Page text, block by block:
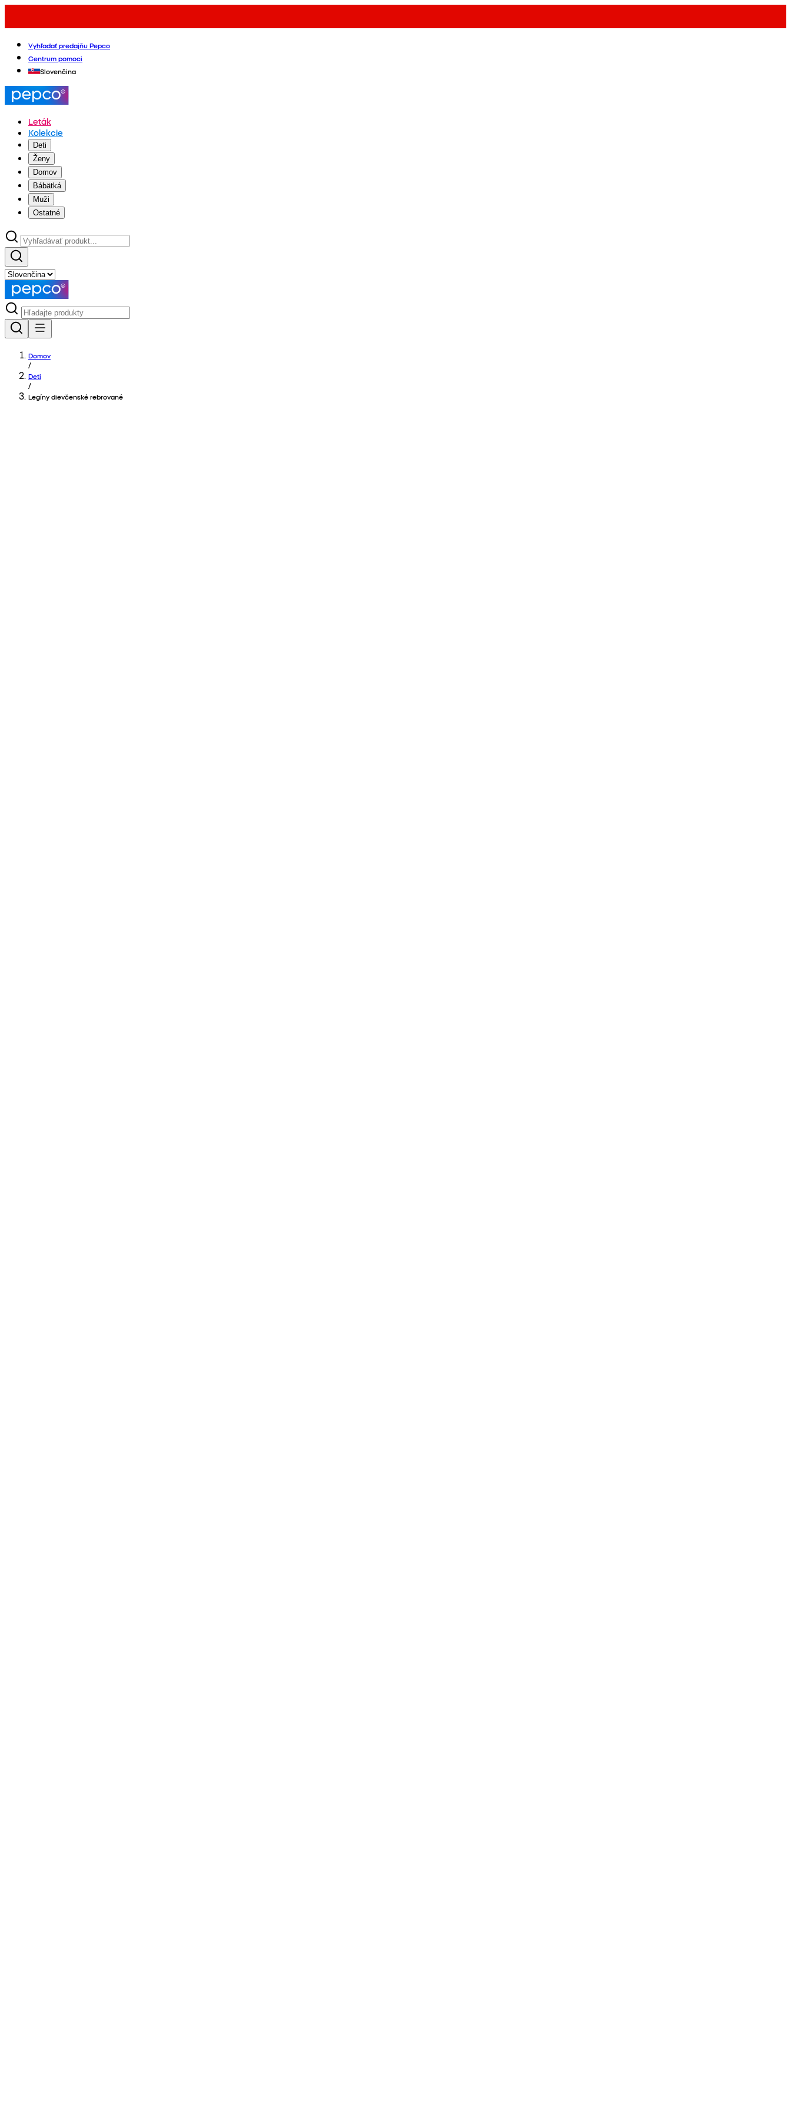
Vyhľadať predajňu Pepco
Centrum pomoci
Slovenčina
Leták
Kolekcie
Deti
Ženy
Domov
Bábätká
Muži
Ostatné
Domov
/
Deti
/
Legíny dievčenské rebrované